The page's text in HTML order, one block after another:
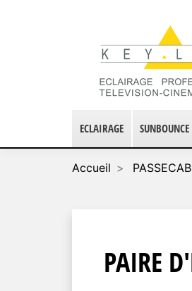
ECLAIRAGE SUNBOUNCE
Accueil
PAIRE